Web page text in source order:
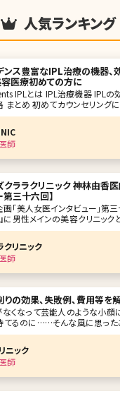
人気ランキング
ンス豊富なIPL治療の機器、
容医療初めての方に
IPLの副作用 IPL
セリングに来院される患者さん
気になっているところはどこ
師
クララクリニック 神林由香
第三十六回】
画「美人女医インタビュー」第
男性メインの美容クリニックと
」を開院された神林由香（かん
はずばりナチュラル美容医療。
医としての経験から、すべての
ンズクララク
クリニック
師
りの効果、失敗例、費用等を
くなって芸能人のような小顔
てるのに……そんな風に思った
っているとそれだけで顔が大
けれど、骨に手を加える勇気
う。今回はそんな方
ニック
師